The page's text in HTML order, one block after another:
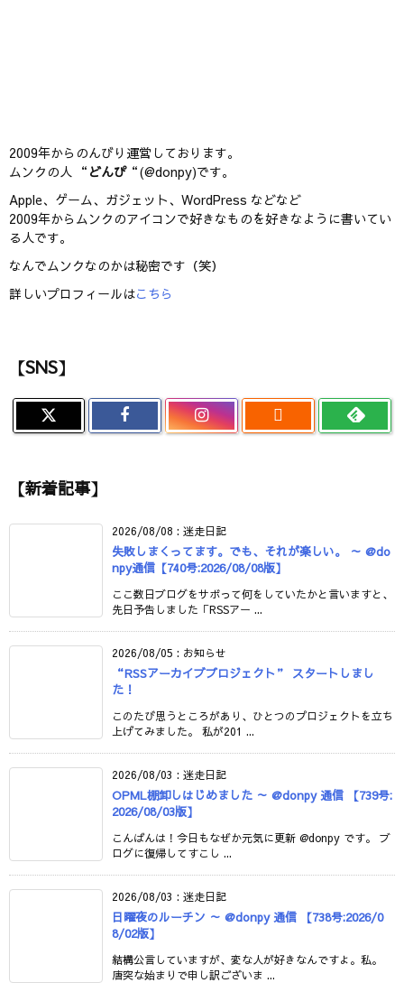
2009年からのんびり運営しております。
ムンクの人 “ どんぴ“(@donpy)です。
Apple、ゲーム、ガジェット、WordPress などなど
2009年からムンクのアイコンで好きなものを好きなように書いてい
る人です。
なんでムンクなのかは秘密です（笑）
詳しいプロフィールはこちら
【SNS】

【新着記事】
2026/08/08 : 迷走日記
失敗しまくってます。でも、それが楽しい。 ～ @do
npy通信【740号:2026/08/08版】
ここ数日ブログをサボって何をしていたかと言いますと、
先日予告しました「RSSアー ...
2026/08/05 : お知らせ
“RSSアーカイブプロジェクト” スタートしまし
た！
このたび思うところがあり、ひとつのプロジェクトを立ち
上げてみました。 私が201 ...
2026/08/03 : 迷走日記
OPML棚卸しはじめました ～ @donpy 通信 【739号:
2026/08/03版】
こんばんは！今日もなぜか元気に更新 @donpy です。 ブ
ログに復帰してすこし ...
2026/08/03 : 迷走日記
日曜夜のルーチン ～ @donpy 通信 【738号:2026/0
8/02版】
結構公言していますが、変な人が好きなんですよ。私。
唐突な始まりで申し訳ございま ...